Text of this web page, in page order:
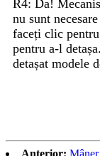
R4: Da!
nu sunt
faceți clic
pentru a-l
detașat modele